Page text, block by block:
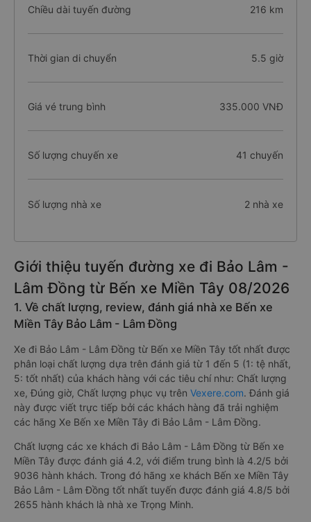
Chiều dài tuyến đường 216 km
Thời gian di chuyển 5.5 giờ
Giá vé trung bình 335.000 VNĐ
Số lượng chuyến xe 41 chuyến
Số lượng nhà xe 2 nhà xe
Giới thiệu tuyến đường xe đi Bảo Lâm -
Lâm Đồng từ Bến xe Miền Tây 08/2026
1. Về chất lượng, review, đánh giá nhà xe Bến xe
Miền Tây Bảo Lâm - Lâm Đồng
Xe đi Bảo Lâm - Lâm Đồng từ Bến xe Miền Tây tốt nhất được
phân loại chất lượng dựa trên đánh giá từ 1 đến 5 (1: tệ nhất,
5: tốt nhất) của khách hàng với các tiêu chí như: Chất lượng
xe, Đúng giờ, Chất lượng phục vụ trên Vexere.com. Đánh giá
này được viết trực tiếp bởi các khách hàng đã trải nghiệm
các hãng Xe Bến xe Miền Tây đi Bảo Lâm - Lâm Đồng.
Chất lượng các xe khách đi Bảo Lâm - Lâm Đồng từ Bến xe
Miền Tây được đánh giá 4.2, với điểm trung bình là 4.2/5 bởi
9036 hành khách. Trong đó hãng xe khách Bến xe Miền Tây
Bảo Lâm - Lâm Đồng tốt nhất tuyến được đánh giá 4.8/5 bởi
2655 hành khách là nhà xe Trọng Minh.